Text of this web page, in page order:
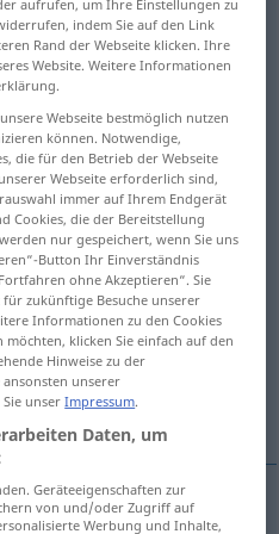
anklicken/antippen)
ingenuousness,
lack of sophistication
simplicity
indem Sie auf den Link
Rand der Webseite klicken. Ihre
Website. Weitere Informationen
Webseite bestmöglich nutzen
können. Notwendige,
die für den Betrieb der Webseite
Webseite erforderlich sind,
immer auf Ihrem Endgerät
Cookies, die der Bereitstellung
nur gespeichert, wenn Sie uns
Button Ihr Einverständnis
ohne Akzeptieren“. Sie
zukünftige Besuche unserer
Informationen zu den Cookies
klicken Sie einfach auf den
Hinweise zu der
unserer
Sie unserImpressum.
Daten, um
Geräteeigenschaften zur
von und/oder Zugriff auf
Werbung und Inhalte,